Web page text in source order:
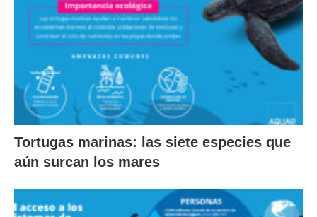
Tortugas marinas: las siete especies que
aún surcan los mares